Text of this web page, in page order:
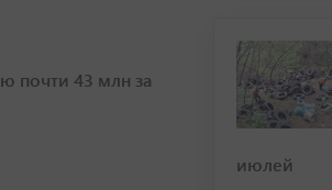
почти 43 млн за
июлей